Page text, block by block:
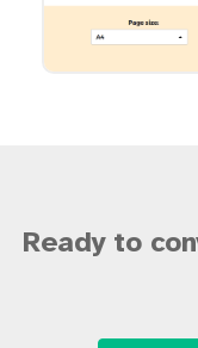
Ready to